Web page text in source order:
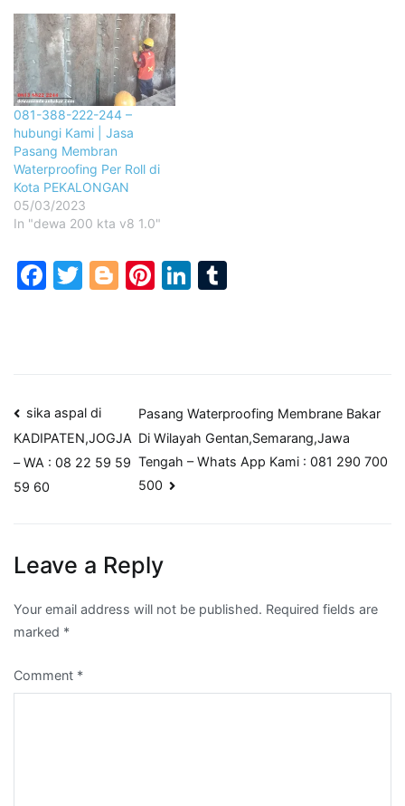
081-388-222-244 –
hubungi Kami | Jasa
Pasang Membran
Waterproofing Per Roll di
Kota PEKALONGAN
05/03/2023
In "dewa 200 kta v8 1.0"
Facebook
Twitter
Blogger
Pinterest
LinkedIn
Post
navigation
sika aspal di
KADIPATEN,JOGJA
– WA : 08 22 59 59
59 60
Pasang Waterproofing Membrane Bakar
Di Wilayah Gentan,Semarang,Jawa
Tengah – Whats App Kami : 081 290 700
500
Leave a Reply
Your email address will not be published. Required fields are
marked *
Comment *